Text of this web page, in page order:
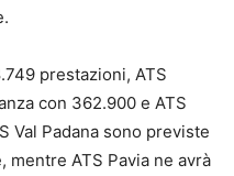
prestazioni, ATS
con 362.900 e ATS
Val Padana sono previste
mentre ATS Pavia ne avrà